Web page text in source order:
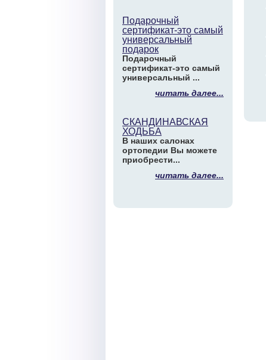
Подарочный
сертификат-это самый
универсальный
подарок
Подарочный
сертификат-это самый
универсальный ...
читать далее...
СКАНДИНАВСКАЯ
ХОДЬБА
В наших салонах
ортопедии Вы можете
приобрести...
читать далее...